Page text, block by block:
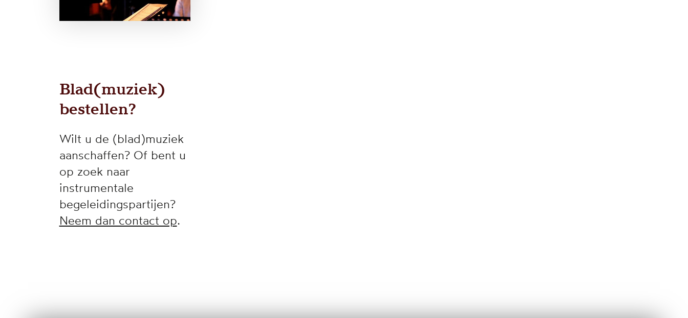
Blad(muziek)
bestellen?
Wilt u de (blad)muziek
aanschaffen? Of bent u
op zoek naar
instrumentale
begeleidingspartijen?
Neem dan contact op.